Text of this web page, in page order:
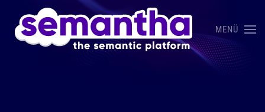
Skip to main content MENÜ